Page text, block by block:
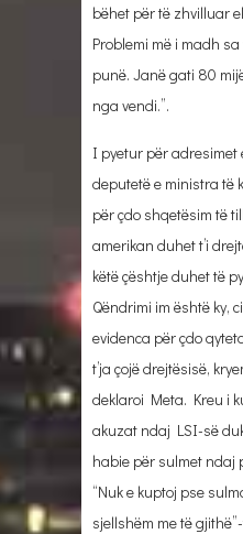
bëhet për të zhvilluar
Problemi më i madh
punë. Janë gati 80
nga vendi.”.
I pyetur për
deputetë e ministra të
për çdo shqetësim të
amerikan duhet t’i
këtë çështje duhet të
Qëndrimi im është ky,
evidenca për çdo
t’ja çojë drejtësisë,
deklaroi Meta. Kreu i
akuzat ndaj LSI-së
habie për sulmet ndaj
“Nuk e kuptoj pse
sjellshëm me të